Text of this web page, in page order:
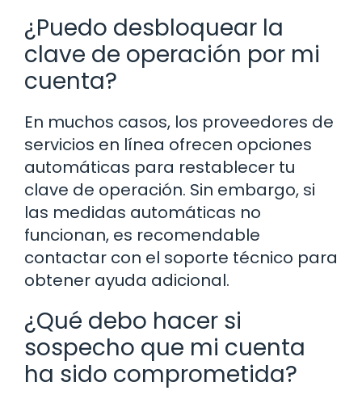
¿Puedo desbloquear la
clave de operación por mi
cuenta?
En muchos casos, los proveedores de
servicios en línea ofrecen opciones
automáticas para restablecer tu
clave de operación. Sin embargo, si
las medidas automáticas no
funcionan, es recomendable
contactar con el soporte técnico para
obtener ayuda adicional.
¿Qué debo hacer si
sospecho que mi cuenta
ha sido comprometida?